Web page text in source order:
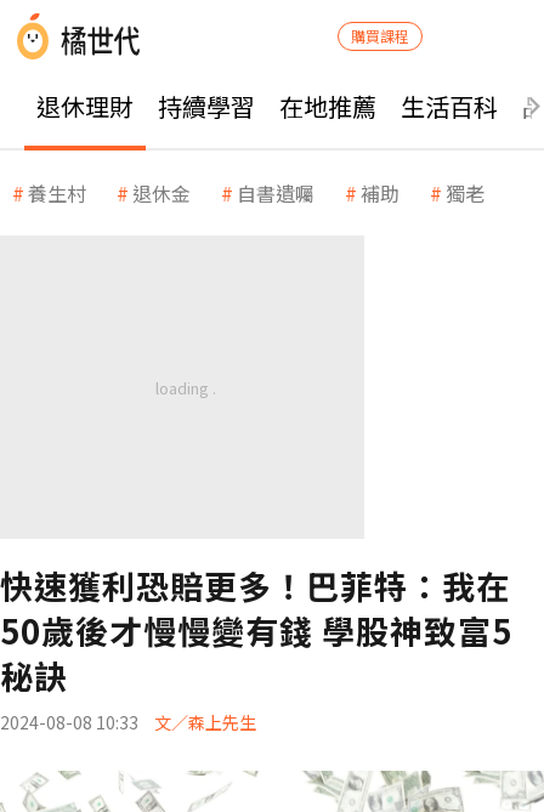
購買課程
退休理財 持續學習 在地推薦 生活百科
養生村 退休金 自書遺囑 補助 獨老
快速獲利恐賠更多！巴菲特：我在
50歲後才慢慢變有錢 學股神致富5
秘訣
2024-08-08 10:33 文／森上先生